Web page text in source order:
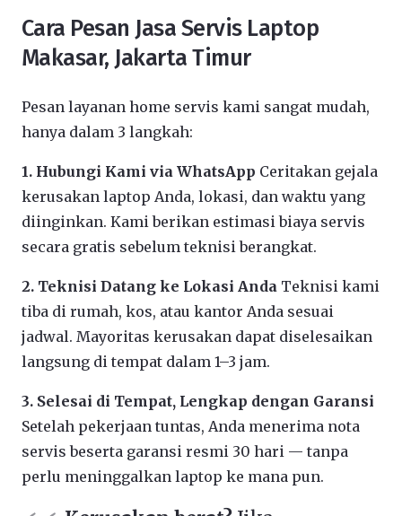
Cara Pesan Jasa Servis Laptop
Makasar, Jakarta Timur
Pesan layanan home servis kami sangat mudah,
hanya dalam 3 langkah:
1. Hubungi Kami via WhatsApp Ceritakan gejala
kerusakan laptop Anda, lokasi, dan waktu yang
diinginkan. Kami berikan estimasi biaya servis
secara gratis sebelum teknisi berangkat.
2. Teknisi Datang ke Lokasi Anda Teknisi kami
tiba di rumah, kos, atau kantor Anda sesuai
jadwal. Mayoritas kerusakan dapat diselesaikan
langsung di tempat dalam 1–3 jam.
3. Selesai di Tempat, Lengkap dengan Garansi
Setelah pekerjaan tuntas, Anda menerima nota
servis beserta garansi resmi 30 hari — tanpa
perlu meninggalkan laptop ke mana pun.